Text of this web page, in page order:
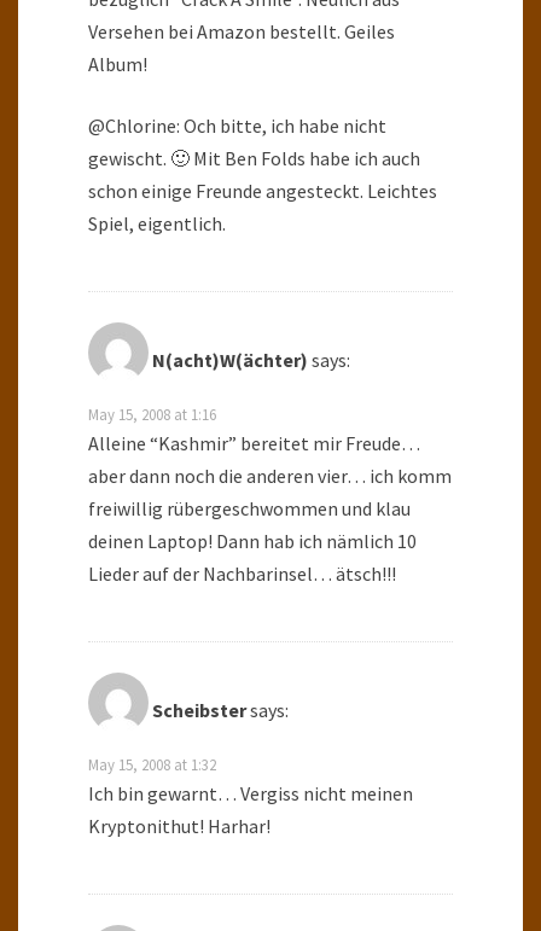
Versehen bei Amazon bestellt. Geiles
Album!
@Chlorine: Och bitte, ich habe nicht
gewischt. 🙂 Mit Ben Folds habe ich auch
schon einige Freunde angesteckt. Leichtes
Spiel, eigentlich.
N(acht)W(ächter) says:
May 15, 2008 at 1:16
Alleine “Kashmir” bereitet mir Freude…
aber dann noch die anderen vier… ich komm
freiwillig rübergeschwommen und klau
deinen Laptop! Dann hab ich nämlich 10
Lieder auf der Nachbarinsel… ätsch!!!
Scheibstersays:
May 15, 2008 at 1:32
Ich bin gewarnt… Vergiss nicht meinen
Kryptonithut! Harhar!